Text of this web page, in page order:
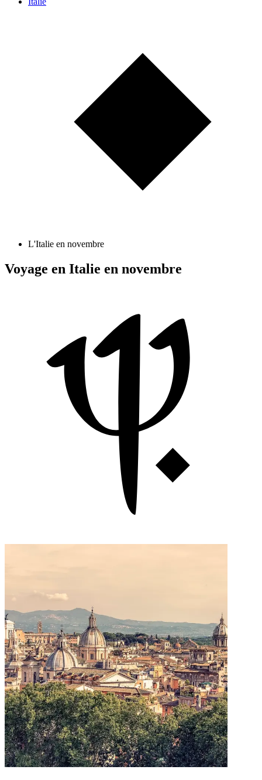
L'Italie en novembre
Voyage en Italie en novembre